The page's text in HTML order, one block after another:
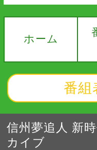
ホーム
番組
信州夢追人 新
カイブ